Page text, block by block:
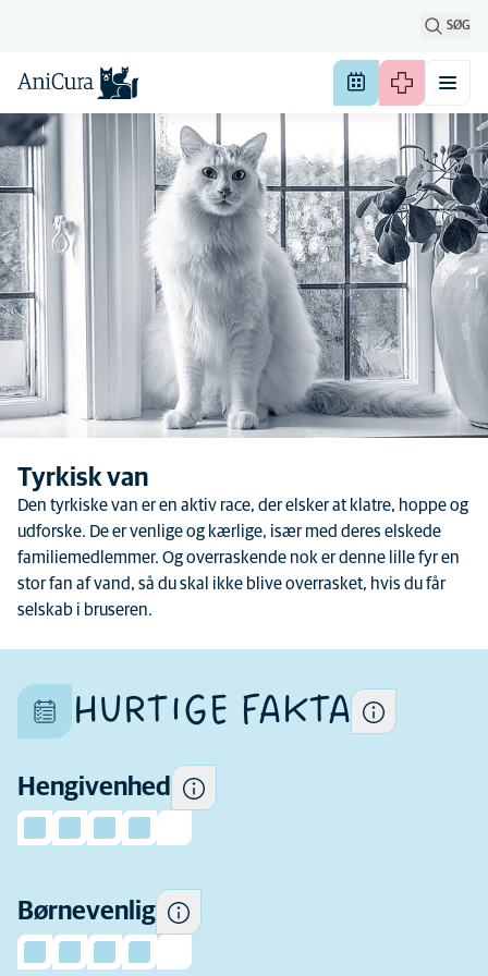
SØG
Tyrkisk van
Den tyrkiske van er en aktiv race, der elsker at klatre, hoppe og
udforske. De er venlige og kærlige, især med deres elskede
familiemedlemmer. Og overraskende nok er denne lille fyr en
stor fan af vand, så du skal ikke blive overrasket, hvis du får
selskab i bruseren.
HURTIGE FAKTA
Hengivenhed
Børnevenlig
Hver kat er et unikt individ, og
Hvor meget hengivenhed du
Nogle katte har en tendens til
at være mere legesyge og
og mere tolerante over for
børns adfærd end andre.
Hvor aktiv denne race plejer
at være.